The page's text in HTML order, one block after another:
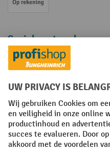
Op rekening
Sociale netwerken
Facebook
YouTube
LinkedInInstagram
Algemene
Privacyverklaring